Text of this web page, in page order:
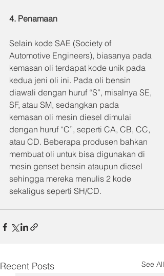
4. Penamaan
Selain kode SAE (Society of
Automotive Engineers), biasanya pada
kemasan oli terdapat kode unik pada
kedua jeni oli ini. Pada oli bensin
diawali dengan huruf “S”, misalnya SE,
SF, atau SM, sedangkan pada
kemasan oli mesin diesel dimulai
dengan huruf “C”, seperti CA, CB, CC,
atau CD. Beberapa produsen bahkan
membuat oli untuk bisa digunakan di
mesin genset bensin ataupun diesel
sehingga mereka menulis 2 kode
sekaligus seperti SH/CD.
Recent Posts See All